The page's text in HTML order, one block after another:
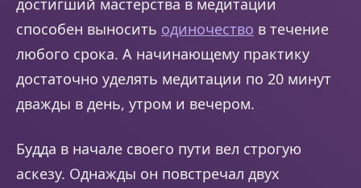
достигший мастерства в медитации
способен выносить одиночество в течение
любого срока. А начинающему практику
достаточно уделять медитации по 20 минут
дважды в день, утром и вечером.
Будда в начале своего пути вел строгую
аскезу. Однажды он повстречал двух